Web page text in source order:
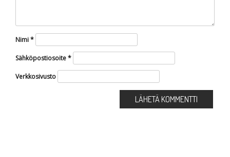
Nimi*
Sähköpostiosoite*
Verkkosivusto